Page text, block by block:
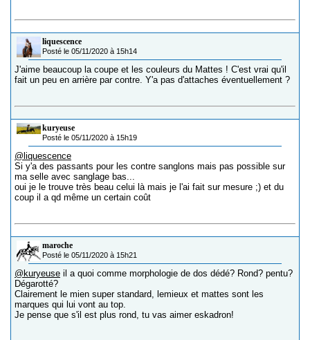
liquescence
Posté le 05/11/2020 à 15h14
J'aime beaucoup la coupe et les couleurs du Mattes ! C'est vrai qu'il
fait un peu en arrière par contre. Y'a pas d'attaches éventuellement ?
kuryeuse
Posté le 05/11/2020 à 15h19
@liquescence
Si y'a des passants pour les contre sanglons mais pas possible sur
ma selle avec sanglage bas...
oui je le trouve très beau celui là mais je l'ai fait sur mesure ;) et du
coup il a qd même un certain coût
maroche
Posté le 05/11/2020 à 15h21
@kuryeuse il a quoi comme morphologie de dos dédé? Rond? pentu?
Dégarotté?
Clairement le mien super standard, lemieux et mattes sont les
marques qui lui vont au top.
Je pense que s'il est plus rond, tu vas aimer eskadron!